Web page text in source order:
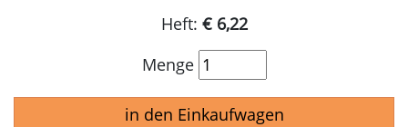
Heft: € 6,22
Menge
in den Einkaufwagen